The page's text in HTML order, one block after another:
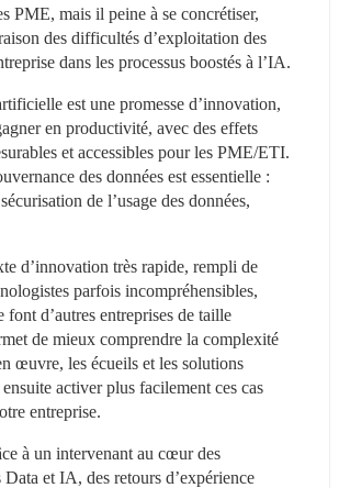
PME, mais il peine à se concrétiser,
des difficultés d’exploitation des
dans les processus boostés à l’IA.
est une promesse d’innovation,
en productivité, avec des effets
et accessibles pour les PME/ETI.
des données est essentielle :
de l’usage des données,
d’innovation très rapide, rempli de
parfois incompréhensibles,
font d’autres entreprises de taille
de mieux comprendre la complexité
œuvre, les écueils et les solutions
activer plus facilement ces cas
entreprise.
à un intervenant au cœur des
et IA, des retours d’expérience